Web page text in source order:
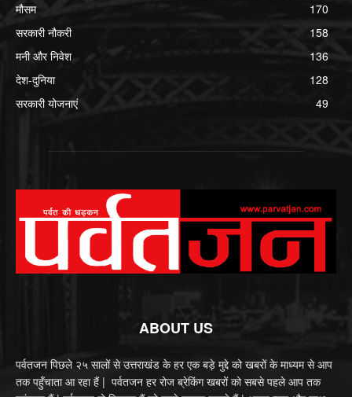
मौसम
170
सरकारी नौकरी
158
मनी और निवेश
136
देश-दुनिया
128
सरकारी योजनाएं
49
ABOUT US
पर्वतजन पिछले २५ सालों से उत्तराखंड के हर एक बड़े मुद्दे को खबरों के माध्यम से आप
तक पहुँचाता आ रहा हैं | पर्वतजन हर रोज ब्रेकिंग खबरों को सबसे पहले आप तक